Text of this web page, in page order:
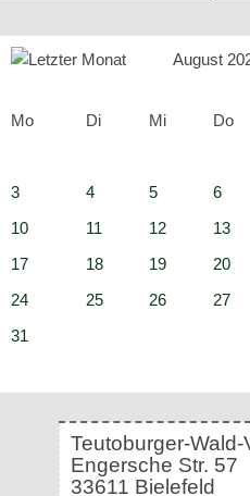
August
Mo Di Mi Do
3
4 5 6
10
11 12 13
17
18 19 20
24
25 26 27
31
Teutoburger-Wald-
Engersche Str. 57
33611 Bielefeld